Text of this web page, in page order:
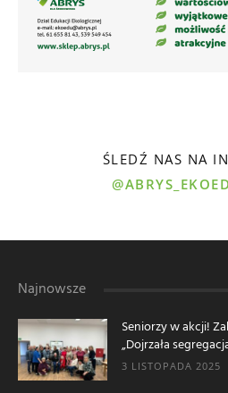
ŚLEDŹ NAS NA
Najnowsze
Seniorzy w akcji!
„Dojrzała
3 LISTOPADA 2025